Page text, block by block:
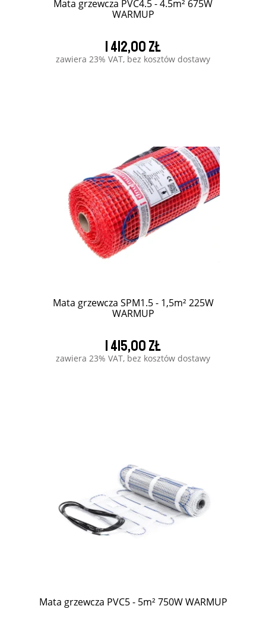
Mata grzewcza PVC4.5 - 4.5m² 675W
WARMUP
1 412,00 zł
zawiera 23% VAT, bez kosztów dostawy
Mata grzewcza SPM1.5 - 1,5m² 225W
WARMUP
1 415,00 zł
zawiera 23% VAT, bez kosztów dostawy
Mata grzewcza PVC5 - 5m² 750W WARMUP